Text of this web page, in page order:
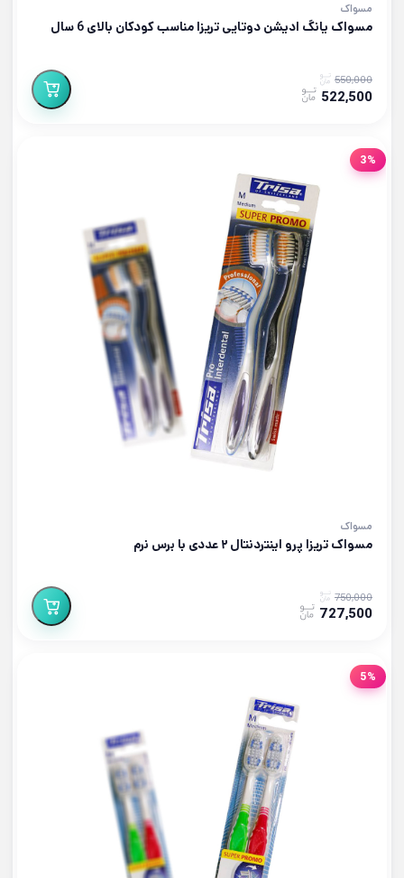
مسواک
مسواک یانگ ادیشن دوتایی تریزا مناسب کودکان بالای 6 سال
550,000
522,500
3%
مسواک
مسواک تریزا پرو اینتردنتال ۲ عددی با برس نرم
750,000
727,500
5%